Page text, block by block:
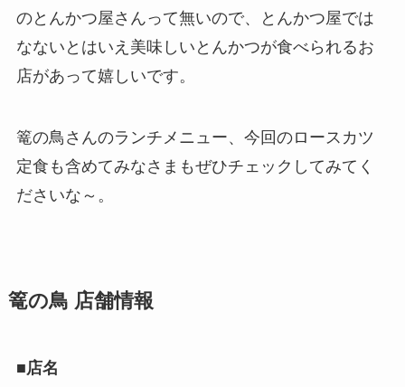
のとんかつ屋さんって無いので、とんかつ屋では
なないとはいえ美味しいとんかつが食べられるお
店があって嬉しいです。
篭の鳥さんのランチメニュー、今回のロースカツ
定食も含めてみなさまもぜひチェックしてみてく
ださいな～。
篭の鳥 店舗情報
■店名